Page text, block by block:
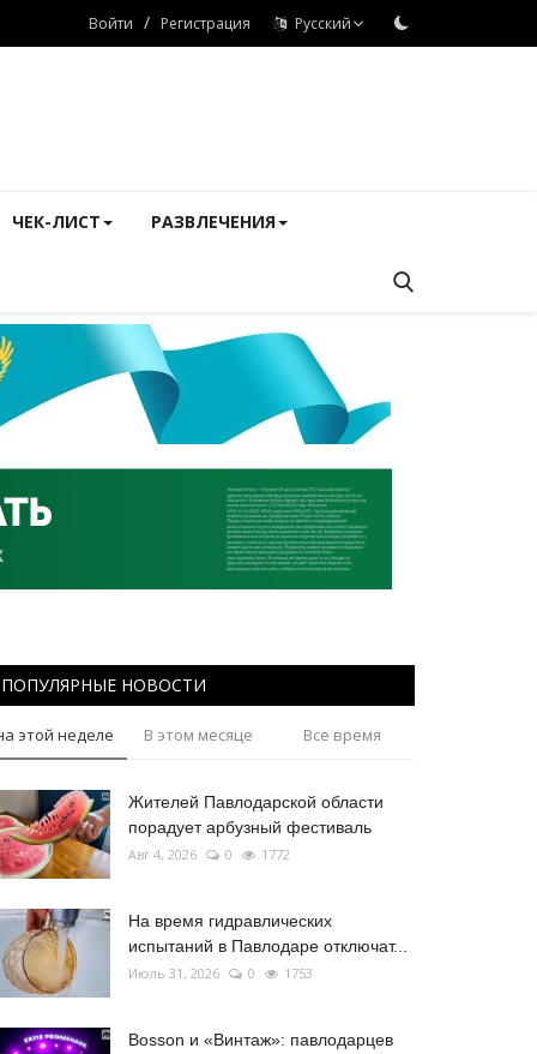
Войти / Регистрация Русский
ЧЕК-ЛИСТ РАЗВЛЕЧЕНИЯ
ПОПУЛЯРНЫЕ НОВОСТИ
этой неделе В этом месяце Все время
Жителей Павлодарской области
порадует арбузный фестиваль
Авг 4, 2026 0 1772
На время гидравлических
испытаний в Павлодаре отключат...
Июль 31, 2026 0 1753
Bosson и «Винтаж»: павлодарцев